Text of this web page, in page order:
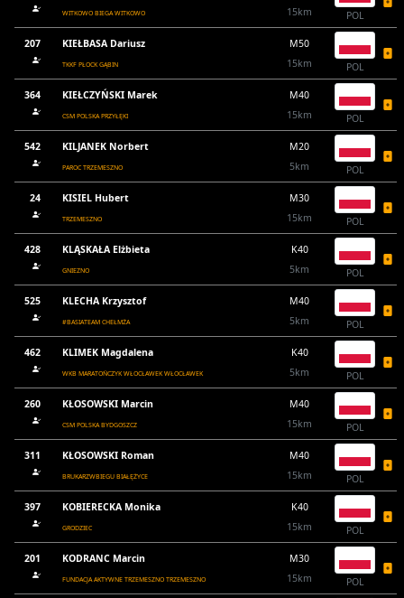
WITKOWO BIEGA WITKOWO
15km
POL
207 KIEŁBASA Dariusz
TKKF PŁOCK GĄBIN
M50
15km
POL
364 KIEŁCZYŃSKI Marek
CSM POLSKA PRZYŁĘKI
M40
15km
POL
542 KILJANEK Norbert
PAROC TRZEMESZNO
M20
5km
POL
24 KISIEL Hubert
TRZEMESZNO
M30
15km
POL
428 KLĄSKAŁA Elżbieta
GNIEZNO
K40
5km
POL
525 KLECHA Krzysztof
#BASIATEAM CHEŁMŻA
M40
5km
POL
462 KLIMEK Magdalena
WKB MARATOŃCZYK WŁOCŁAWEK WŁOCŁAWEK
K40
5km
POL
260 KŁOSOWSKI Marcin
CSM POLSKA BYDGOSZCZ
M40
15km
POL
311 KŁOSOWSKI Roman
BRUKARZWBIEGU BIAŁĘŻYCE
M40
15km
POL
397 KOBIERECKA Monika
GRODZIEC
K40
15km
POL
201 KODRANC Marcin
FUNDACJA AKTYWNE TRZEMESZNO TRZEMESZNO
M30
15km
POL